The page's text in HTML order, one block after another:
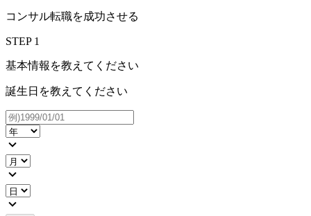
コンサル転職を成功させる
STEP 1
基本情報を教えてください
誕生日を教えてください